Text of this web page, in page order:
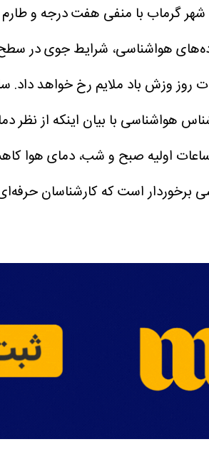
هواشناسی، شرایط جوی در سطح
وزش باد ملایم رخ خواهد داد.
هواشناسی با بیان اینکه از نظر
اولیه صبح و شب، دمای
هواشناسی برخوردار است که